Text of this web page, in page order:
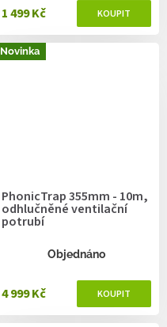
1 499 Kč
Novinka
PhonicTrap 355mm - 10m,
odhlučněné ventilační
potrubí
Objednáno
4 999 Kč